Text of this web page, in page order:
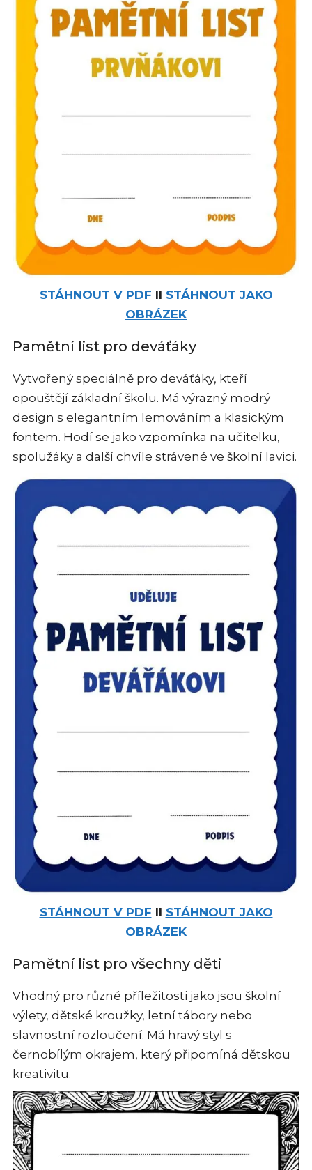
STÁHNOUT V PDF II STÁHNOUT JAKO
OBRÁZEK
Pamětní list pro deváťáky
Vytvořený speciálně pro deváťáky, kteří
opouštějí základní školu. Má výrazný modrý
design s elegantním lemováním a klasickým
fontem. Hodí se jako vzpomínka na učitelku,
spolužáky a další chvíle strávené ve školní lavici.
STÁHNOUT V PDF II STÁHNOUT JAKO
OBRÁZEK
Pamětní list pro všechny děti
Vhodný pro různé příležitosti jako jsou školní
výlety, dětské kroužky, letní tábory nebo
slavnostní rozloučení. Má hravý styl s
černobílým okrajem, který připomíná dětskou
kreativitu.